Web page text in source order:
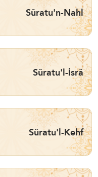
Sûratu'n-Nahl
Sûratu'l-İsrâ
Sûratu'l-Kehf